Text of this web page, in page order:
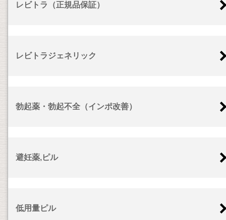
レビトラ（正規品保証）
レビトラジェネリック
勃起薬・勃起不全（インポ改善）
避妊薬,ピル
低用量ピル